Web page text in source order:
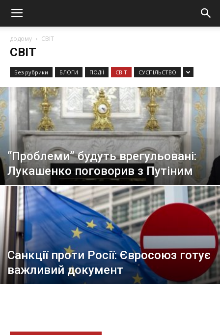
додому СВІТ
СВІТ
Без рубрики БЛОГИ ПОДІЇ СВІТ СУСПІЛЬСТВО
“Проблеми” будуть врегульовані:
Лукашенко поговорив з Путіним
Санкції проти Росії: Євросоюз готує
важливий документ